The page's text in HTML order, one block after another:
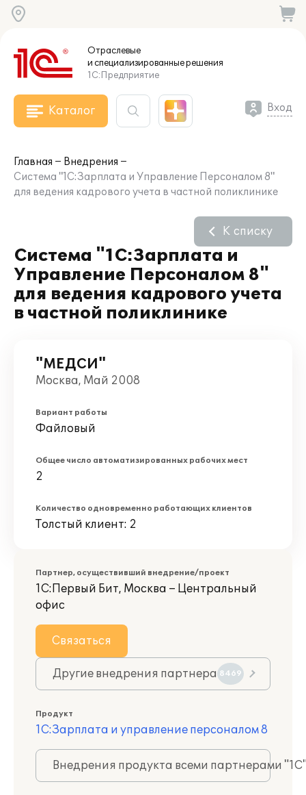
Отраслевые
и специализированныерешения
1С:Предприятие
Каталог Вход
Главная
Внедрения
Система "1С:Зарплата и Управление Персоналом 8"
для ведения кадрового учета в частной поликлинике
Система "1С:Зарплата и
Управление Персоналом 8"
для ведения кадрового учета
в частной поликлинике
К списку
"МЕДСИ"
Москва, Май 2008
Вариант работы
Файловый
Общее число автоматизированных рабочих мест
2
Количество одновременно работающих клиентов
Толстый клиент: 2
Партнер, осуществивший внедрение/проект
1С:Первый Бит, Москва – Центральный
офис
Связаться
Другие внедрения партнера 8469
Продукт
1С:Зарплата и управление персоналом 8
Внедрения продукта всеми партнерами